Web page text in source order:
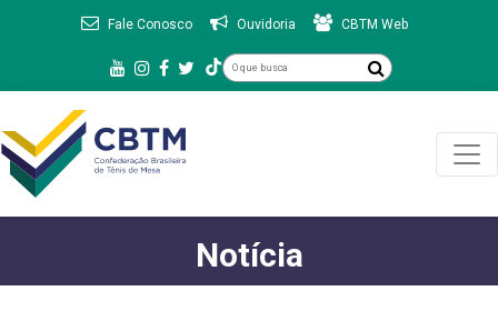
Fale Conosco Ouvidoria CBTM Web
Notícia